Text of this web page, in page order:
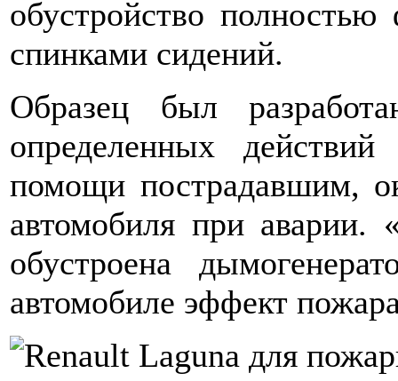
обустройство
спинками сидений.
Образец был
определенных
помощи пострадавшим,
автомобиля при аварии.
обустроена
автомобиле эффект